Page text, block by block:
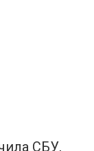
СБУ,